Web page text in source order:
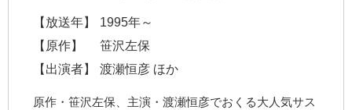
【放送年】
1995年～
【原作】
笹沢左保
【出演者】
渡瀬恒彦 ほか
原作・笹沢左保、主演・渡瀬恒彦でおくる大人気サス